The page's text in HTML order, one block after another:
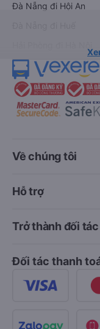
Đà Nẵng đi Hội An
Về chúng tôi
Hỗ trợ
Trở thành đối tác
Đối tác thanh